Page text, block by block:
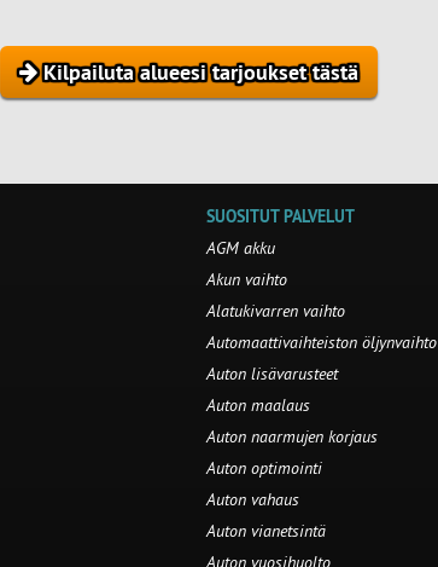
Kilpailuta alueesi tarjoukset tästä
SUOSITUT PALVELUT
AGM akku
Akun vaihto
Alatukivarren vaihto
Automaattivaihteiston öljynvaihto
Auton lisävarusteet
Auton maalaus
Auton naarmujen korjaus
Auton optimointi
Auton vahaus
Auton vianetsintä
Auton vuosihuolto